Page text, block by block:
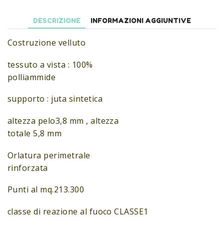
DESCRIZIONE INFORMAZIONI AGGIUNTIVE
Costruzione velluto
tessuto a vista : 100%
polliammide
supporto : juta sintetica
altezza pelo3,8 mm , altezza
totale 5,8 mm
Orlatura perimetrale
rinforzata
Punti al mq.213.300
classe di reazione al fuoco CLASSE1